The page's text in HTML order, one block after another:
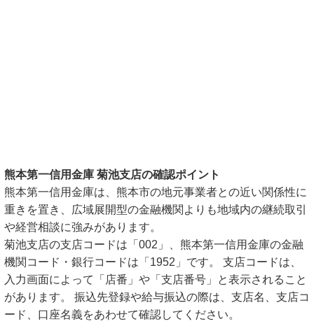
熊本第一信用金庫 菊池支店の確認ポイント
熊本第一信用金庫は、熊本市の地元事業者との近い関係性に
重きを置き、広域展開型の金融機関よりも地域内の継続取引
や経営相談に強みがあります。
菊池支店の支店コードは「002」、熊本第一信用金庫の金融
機関コード・銀行コードは「1952」です。 支店コードは、
入力画面によって「店番」や「支店番号」と表示されること
があります。 振込先登録や給与振込の際は、支店名、支店コ
ード、口座名義をあわせて確認してください。